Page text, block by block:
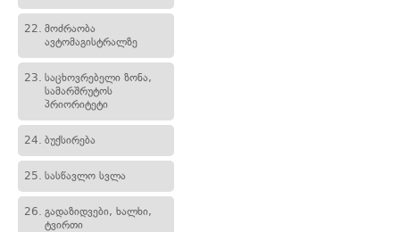
22. მოძრაობა
ავტომაგისტრალზე
23. საცხოვრებელი ზონა,
სამარშრუტოს
პრიორიტეტი
24. ბუქსირება
25. სასწავლო სვლა
26. გადაზიდვები, ხალხი,
ტვირთი